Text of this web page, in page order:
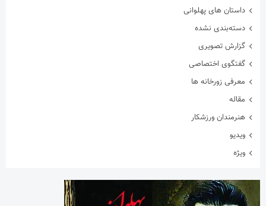
داستان های پهلوانی
دسته‌بندی نشده
گزارش تصویری
گفتگوی اختصاصی
معرفی زورخانه ها
مقاله
هنرمندان ورزشکار
ویدیو
ویژه